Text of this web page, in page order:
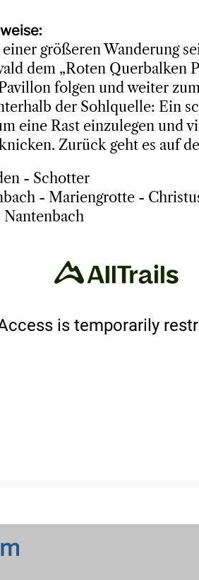
größeren Wanderung
dem „Roten Querbalken
folgen und weiter
der Sohlquelle: Ein
eine Rast einzulegen und
Zurück geht es auf
- Schotter
- Mariengrotte -